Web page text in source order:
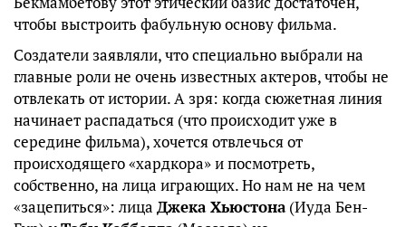
чтобы выстроить фабульную основу фильма.
Создатели заявляли, что специально выбрали на
главные роли не очень известных актеров, чтобы не
отвлекать от истории. А зря: когда сюжетная линия
начинает распадаться (что происходит уже в
середине фильма), хочется отвлечься от
происходящего «хардкора» и посмотреть,
собственно, на лица играющих. Но нам не на чем
«зацепиться»: лица Джека Хьюстона(Иуда Бен-